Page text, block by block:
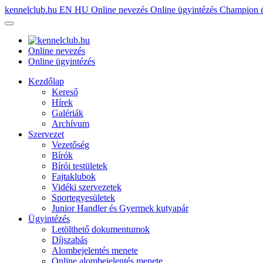
kennelclub.hu EN HU Online nevezés Online ügyintézés Champion
Online nevezés
Online ügyintézés
Kezdőlap
Kereső
Hírek
Galériák
Archívum
Szervezet
Vezetőség
Bírók
Bírói testületek
Fajtaklubok
Vidéki szervezetek
Sportegyesületek
Junior Handler és Gyermek kutyapár
Ügyintézés
Letölthető dokumentumok
Díjszabás
Alombejelentés menete
Online alombejelentés menete